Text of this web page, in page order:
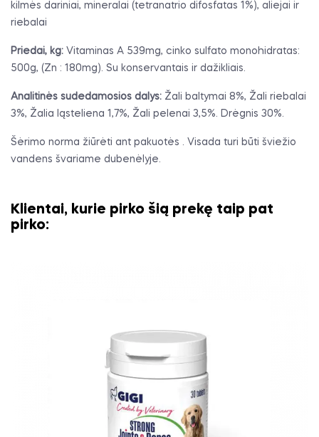
kilmės dariniai, mineralai (tetranatrio difosfatas 1%), aliejai ir
riebalai
Priedai, kg: Vitaminas A 539mg, cinko sulfato monohidratas:
500g, (Zn : 180mg). Su konservantais ir dažikliais.
Analitinės sudedamosios dalys: Žali baltymai 8%, Žali riebalai
3%, Žalia ląsteliena 1,7%, Žali pelenai 3,5%. Drėgnis 30%.
Šėrimo norma žiūrėti ant pakuotės . Visada turi būti šviežio
vandens švariame dubenėlyje.
Klientai, kurie pirko šią prekę taip pat
pirko: